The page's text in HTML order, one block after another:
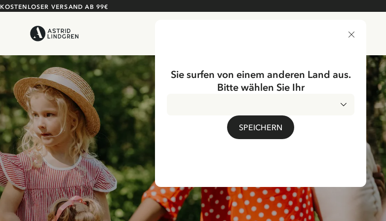
KOSTENLOSER VERSAND AB 99€
Sie surfen von einem anderen Land aus.
Bitte wählen Sie Ihr
SPEICHERN